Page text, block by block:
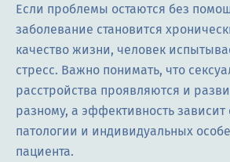
Если проблемы остаются без
заболевание становится
качество жизни, человек
стресс. Важно понимать, что
расстройства проявляются и
разному, а эффективность зависит
патологии и индивидуальных
пациента.